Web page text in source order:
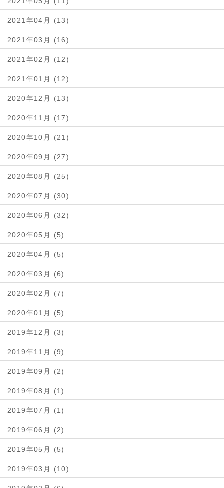
2021年04月 (13)
2021年03月 (16)
2021年02月 (12)
2021年01月 (12)
2020年12月 (13)
2020年11月 (17)
2020年10月 (21)
2020年09月 (27)
2020年08月 (25)
2020年07月 (30)
2020年06月 (32)
2020年05月 (5)
2020年04月 (5)
2020年03月 (6)
2020年02月 (7)
2020年01月 (5)
2019年12月 (3)
2019年11月 (9)
2019年09月 (2)
2019年08月 (1)
2019年07月 (1)
2019年06月 (2)
2019年05月 (5)
2019年03月 (10)